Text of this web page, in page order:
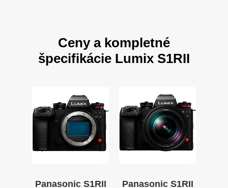
Cenya kompletné
špecifikácie Lumix S1RII
Panasonic S1RII
Panasonic S1RII